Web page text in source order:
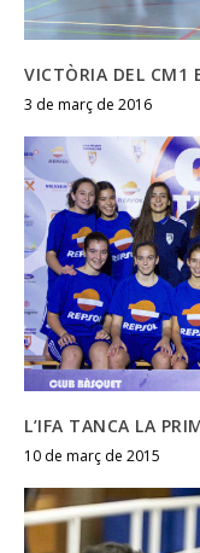
VICTÒRIA DEL CM1
3 de març de 2016
L’IFA TANCA LA
10 de març de 2015